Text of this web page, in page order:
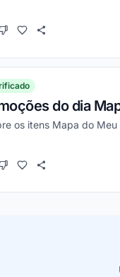
funcionou
cupom não funcionou
do dia
os itens Mapa do
funcionou
cupom não funcionou